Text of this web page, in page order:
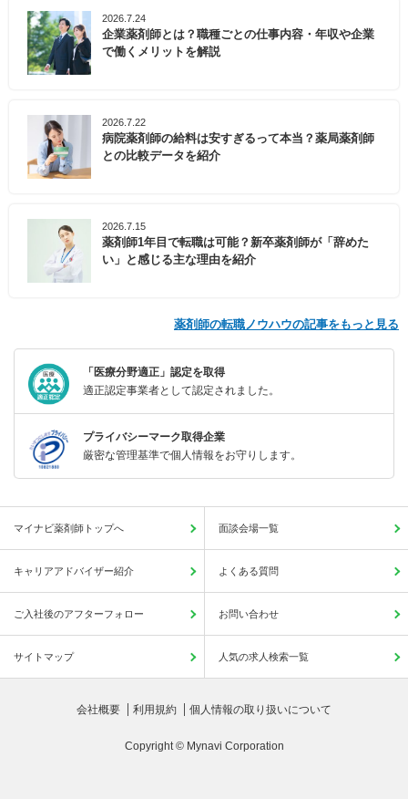
2026.7.24
企業薬剤師とは？職種ごとの仕事内容・年収や企業
で働くメリットを解説
2026.7.22
病院薬剤師の給料は安すぎるって本当？薬局薬剤師
との比較データを紹介
2026.7.15
薬剤師1年目で転職は可能？新卒薬剤師が「辞めた
い」と感じる主な理由を紹介
薬剤師の転職ノウハウの記事をもっと見る
「医療分野適正」認定を取得
適正認定事業者として認定されました。
プライバシーマーク取得企業
厳密な管理基準で個人情報をお守りします。
マイナビ薬剤師トップへ 面談会場一覧
キャリアアドバイザー紹介 よくある質問
ご入社後のアフターフォロー お問い合わせ
サイトマップ 人気の求人検索一覧
会社概要 利用規約 個人情報の取り扱いについて
Copyright © Mynavi Corporation